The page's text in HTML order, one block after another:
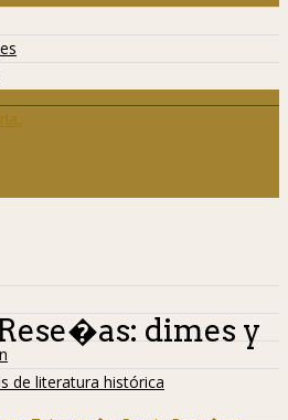
de literatura histórica
dimes y